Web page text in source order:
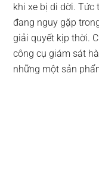
khi xe bị di dời. Tức
đang nguy gặp
giải quyết kịp thời.
công cụ giám sát
những một sản